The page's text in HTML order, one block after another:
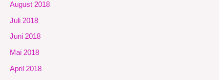
August 2018
Juli 2018
Juni 2018
Mai 2018
April 2018